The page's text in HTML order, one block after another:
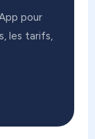
pour
les tarifs,